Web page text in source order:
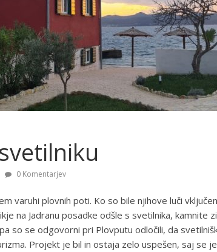
0 Komentarjev
varuhi plovnih poti. Ko so bile njihove luči
na Jadranu posadke odšle s svetilnika, kamnite
so se odgovorni pri Plovputu odločili, da
Projekt je bil in ostaja zelo uspešen, saj se